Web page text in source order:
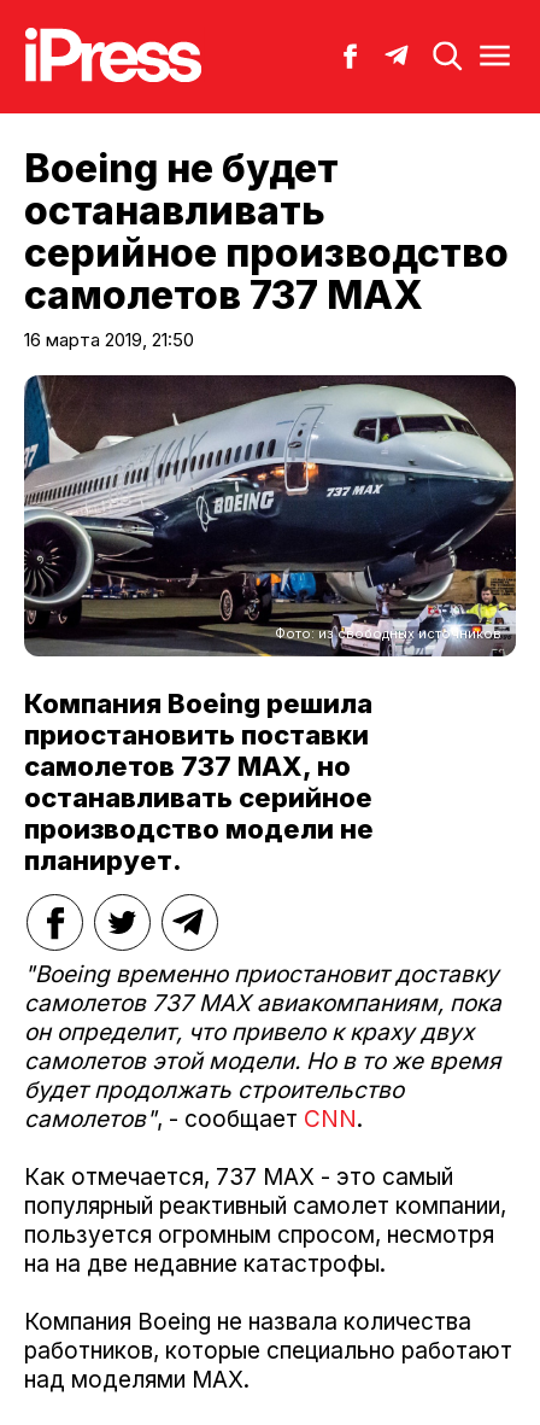
Boeing не будет
останавливать
серийное производство
самолетов 737 MAX
16 марта 2019, 21:50
Фото: из свободных источников
Компания Boeing решила
приостановить поставки
самолетов 737 MAX, но
останавливать серийное
производство модели не
планирует.
"Boeing временно приостановит доставку
самолетов 737 MAX авиакомпаниям, пока
он определит, что привело к краху двух
самолетов этой модели. Но в то же время
будет продолжать строительство
самолетов", - сообщает CNN.
Как отмечается, 737 MAX - это самый
популярный реактивный самолет компании,
пользуется огромным спросом, несмотря
на на две недавние катастрофы.
Компания Boeing не назвала количества
работников, которые специально работают
над моделями MAX.